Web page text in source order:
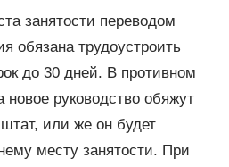
занятости переводом
обязана трудоустроить
до 30 дней. В противном
руководство обяжут
или же он будет
месту занятости. При